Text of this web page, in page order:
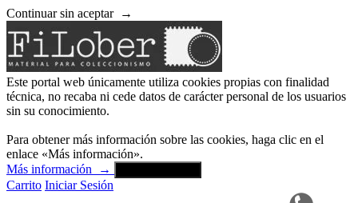
Continuar sin aceptar →
Este portal web únicamente utiliza cookies propias con finalidad
técnica, no recaba ni cede datos de carácter personal de los usuarios
sin su conocimiento.
Para obtener más información sobre las cookies, haga clic en el
enlace «Más información».
Más información
→
Carrito Iniciar Sesión